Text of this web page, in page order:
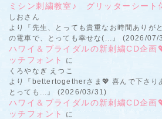
ミシン刺繍教室♪ グリッターシー
しおさん
より『先生、とっても貴重なお時間ありが
の電車で、とっても幸せな(...』 (2026/07/
ハワイ＆ブライダルの新刺繍CD企
ッチフォント
に
くろやなぎ えつこ
より『bettertogetherさま💖 喜んで下さり
とっても...』 (2026/03/31)
ハワイ＆ブライダルの新刺繍CD企
ッチフォント
に